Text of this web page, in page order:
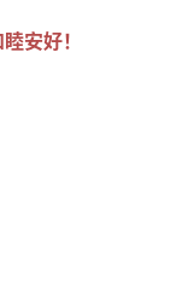
安好！